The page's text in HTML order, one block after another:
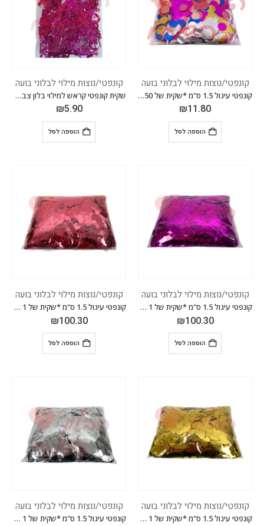
קונפטי/נוצות מילוי לבלוני בועה
קונפטי עיגול 1.5 ס"מ *שקית של 50 גרם * *צבעוני*
₪11.80
הוספה לסל
קונפטי/נוצות מילוי לבלוני בועה
שקית קונפטי קראש למילוי בלון צבע ורוד פוקסיה
₪5.90
הוספה לסל
קונפטי/נוצות מילוי לבלוני בועה
קונפטי עיגול 1.5 ס"מ *שקית של 1 ק"ג* *צבע ורוד פוקסיה*
₪100.30
הוספה לסל
קונפטי/נוצות מילוי לבלוני בועה
קונפטי עיגול 1.5 ס"מ *שקית של 1 ק"ג* *צבע ורוד*
₪100.30
הוספה לסל
קונפטי/נוצות מילוי לבלוני בועה
קונפטי עיגול 1.5 ס"מ *שקית של 1 ק"ג* *צבע זהב*
קונפטי/נוצות מילוי לבלוני בועה
קונפטי עיגול 1.5 ס"מ *שקית של 1 ק"ג* *צבע כסוף*